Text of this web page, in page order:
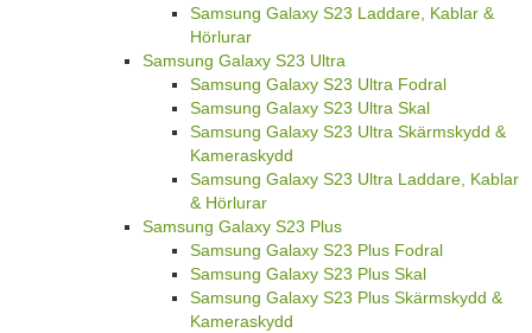
Samsung Galaxy S23 Laddare, Kablar &
Hörlurar
Samsung Galaxy S23 Ultra
Samsung Galaxy S23 Ultra Fodral
Samsung Galaxy S23 Ultra Skal
Samsung Galaxy S23 Ultra Skärmskydd &
Kameraskydd
Samsung Galaxy S23 Ultra Laddare, Kablar
& Hörlurar
Samsung Galaxy S23 Plus
Samsung Galaxy S23 Plus Fodral
Samsung Galaxy S23 Plus Skal
Samsung Galaxy S23 Plus Skärmskydd &
Kameraskydd